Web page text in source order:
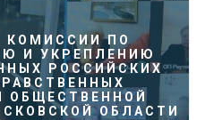
КОМИССИИ ПО
И УКРЕПЛЕНИЮ
РОССИЙСКИХ
ОБЩЕСТВЕННОЙ
ОБЛАСТИ